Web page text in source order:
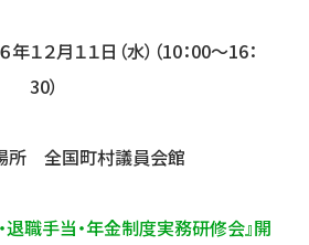
２月１１日（水）（10：00～16：
30）
所 全国町村議員会館
退職手当・年金制度実務研修会』開